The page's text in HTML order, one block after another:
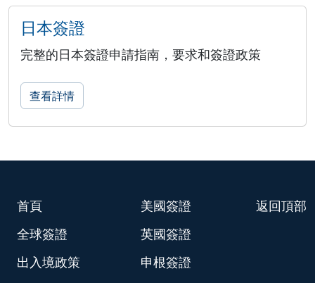
日本簽證
完整的日本簽證申請指南，要求和簽證政策
查看詳情
返回頂部
首頁
全球簽證
出入境政策
美國簽證
英國簽證
申根簽證